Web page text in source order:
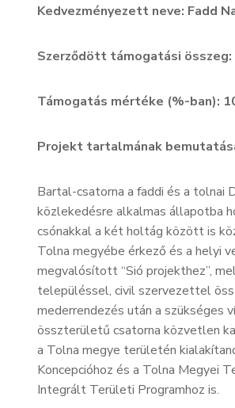
Kedvezményezett neve: Fadd
Szerződött támogatási
Támogatás mértéke (%-ban):
Projekt tartalmának
Bartal-csatorna a faddi és a tolnai
közlekedésre alkalmas állapotba
csónakkal a két holtág között is
Tolna megyébe érkező és a helyi
megvalósított “Sió projekthez”,
településsel, civil szervezettel
mederrendezés után a szükséges
összterületű csatorna közvetlen
a Tolna megye területén
Koncepcióhoz és a Tolna Megyei
Integrált Területi Programhoz is.